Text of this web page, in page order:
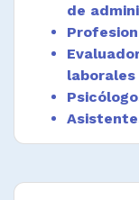
de
laborales